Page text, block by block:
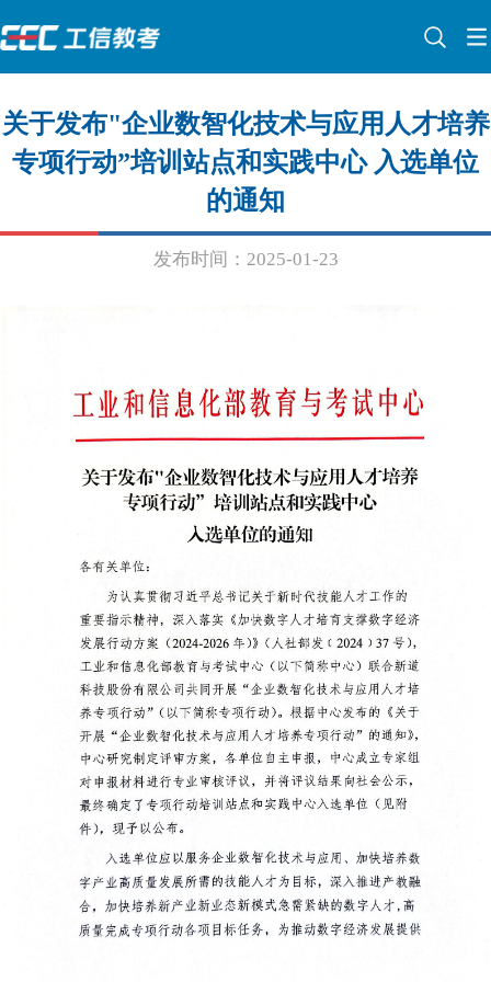
关于发布"企业数智化技术与应用人才培养
专项行动”培训站点和实践中心 入选单位
的通知
发布时间：2025-01-23